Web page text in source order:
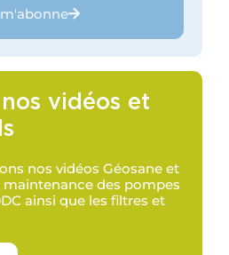
vidéos et
nos vidéos Géosane et
des pompes
ainsi que les filtres et